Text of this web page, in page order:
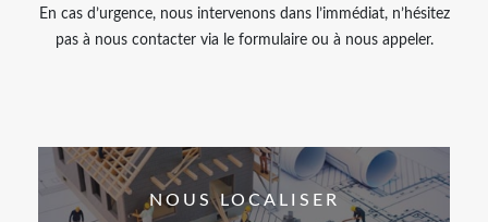
En cas d’urgence, nous intervenons dans l’immédiat, n’hésitez
pas à nous contacter via le formulaire ou à nous appeler.
NOUS LOCALISER